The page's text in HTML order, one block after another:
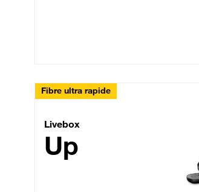
Fibre ultra rapide
Livebox Up Fibre
Livebox
Up